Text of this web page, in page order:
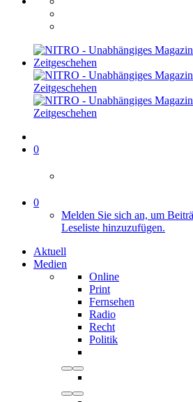
0
0
Melden Sie sich an, um
Leseliste hinzuzufügen.
Aktuell
Medien
Online
Print
Fernsehen
Radio
Recht
Politik